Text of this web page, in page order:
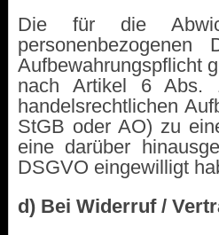
Die für die
Aufbewahrungspflicht
nach Artikel 6
handelsrechtlichen
StGB oder AO) zu
eine darüber
DSGVO eingewilligt
d) Bei Widerruf /